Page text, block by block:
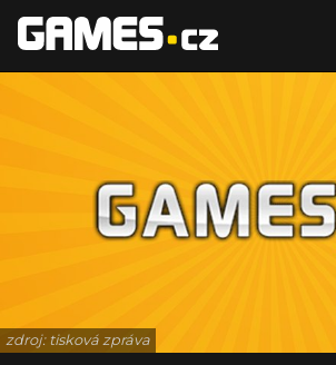
zdroj: tisková zpráva